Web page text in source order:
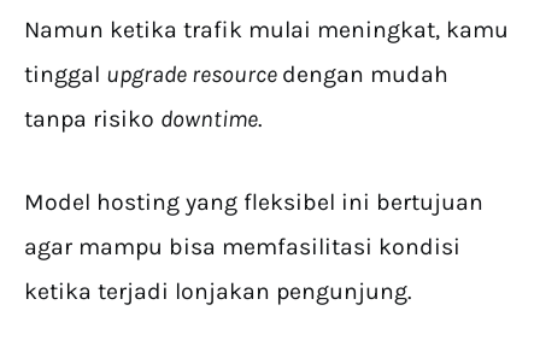
Namun ketika trafik mulai meningkat, kamu
tinggal upgrade resource dengan mudah
tanpa risiko downtime.
Model hosting yang fleksibel ini bertujuan
agar mampu bisa memfasilitasi kondisi
ketika terjadi lonjakan pengunjung.